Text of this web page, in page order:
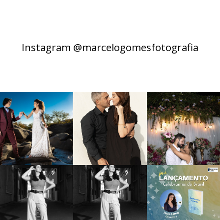
Instagram @marcelogomesfotografia